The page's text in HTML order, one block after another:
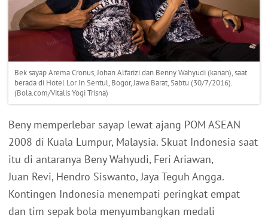
Bek sayap Arema Cronus, Johan Alfarizi dan Benny Wahyudi (kanan), saat
berada di Hotel Lor In Sentul, Bogor, Jawa Barat, Sabtu (30/7/2016).
(Bola.com/Vitalis Yogi Trisna)
Beny memperlebar sayap lewat ajang POM ASEAN
2008 di Kuala Lumpur, Malaysia. Skuat Indonesia saat
itu di antaranya Beny Wahyudi, Feri Ariawan,
Juan Revi, Hendro Siswanto, Jaya Teguh Angga.
Kontingen Indonesia menempati peringkat empat
dan tim sepak bola menyumbangkan medali